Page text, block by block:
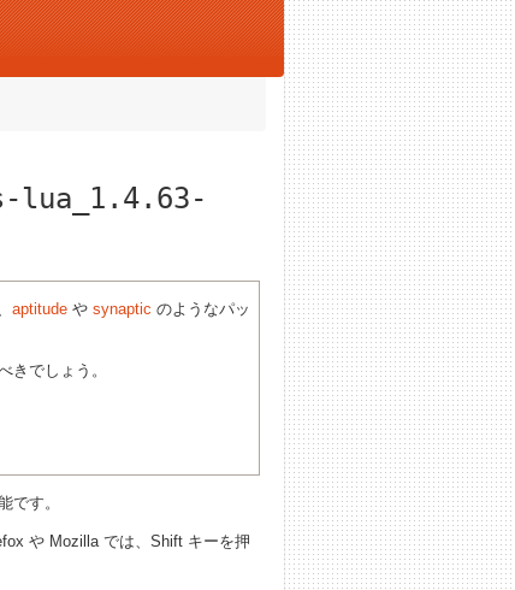
lua_1.4.63-
aptitude や synaptic のようなパッ
きでしょう。
です。
や Mozilla では、Shift キーを押